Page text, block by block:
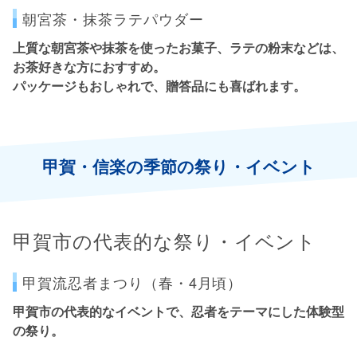
朝宮茶・抹茶ラテパウダー
上質な朝宮茶や抹茶を使ったお菓子、ラテの粉末などは、
お茶好きな方におすすめ。
パッケージもおしゃれで、贈答品にも喜ばれます。
甲賀・信楽の季節の祭り・イベント
甲賀市の代表的な祭り・イベント
甲賀流忍者まつり（春・4月頃）
甲賀市の代表的なイベントで、忍者をテーマにした体験型
の祭り。